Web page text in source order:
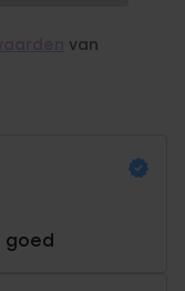
van
goed